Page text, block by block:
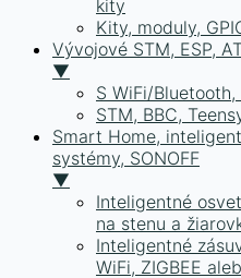
kity
Kity, moduly,
Vývojové STM, ESP,
▼
S WiFi/Bluetooth,
STM, BBC,
Smart Home,
systémy, SONOFF
▼
Inteligentné
na stenu a
Inteligentné
WiFi, ZIGBEE